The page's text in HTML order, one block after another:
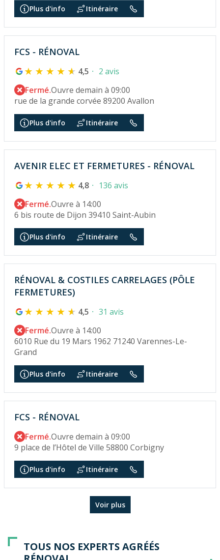
Plus d'info Itinéraire
FCS - RÉNOVAL
4,5
2 avis
Fermé.Ouvre demain à 09:00
rue de la grande corvée 89200 Avallon
Plus d'info Itinéraire
AVENIR ELEC ET FERMETURES - RÉNOVAL
4,8
136 avis
Fermé.Ouvre à 14:00
6 bis route de Dijon 39410 Saint-Aubin
Plus d'info Itinéraire
RÉNOVAL & COSTILES CARRELAGES (PÔLE
FERMETURES)
4,5
31 avis
Fermé.Ouvre à 14:00
6010 Rue du 19 Mars 1962 71240 Varennes-Le-
Grand
Plus d'info Itinéraire
FCS - RÉNOVAL
Fermé.Ouvre demain à 09:00
9 place de l’Hôtel de Ville 58800 Corbigny
Plus d'info Itinéraire
Voir plus
TOUS NOS EXPERTS AGRÉÉS